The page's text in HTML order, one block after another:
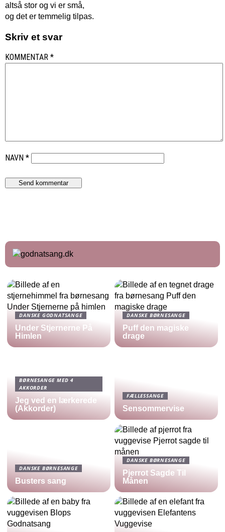
altså stor og vi er små,
og det er temmelig tilpas.
Skriv et svar
KOMMENTAR *
NAVN *
DANSKE GODNATSANGE
Under Stjernerne På
Himlen
DANSKE BØRNESANGE
Puff den magiske
drage
BØRNESANGE MED 4
AKKORDER
Jeg ved en lærkerede
(Akkorder)
FÆLLESSANGE
Sensommervise
DANSKE BØRNESANGE
Busters sang
DANSKE BØRNESANGE
Pjerrot Sagde Til
Månen